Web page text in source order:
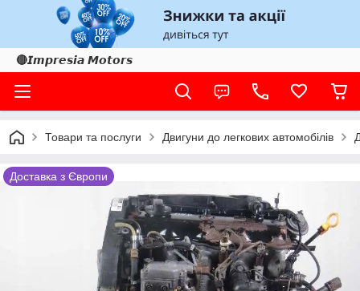
🔴𝙄𝙢𝙥𝙧𝙚𝙨𝙞𝙖 𝙈𝙤𝙩𝙤𝙧𝙨
Товари та послуги Двигуни до легкових автомобілів
Доставка з Європи